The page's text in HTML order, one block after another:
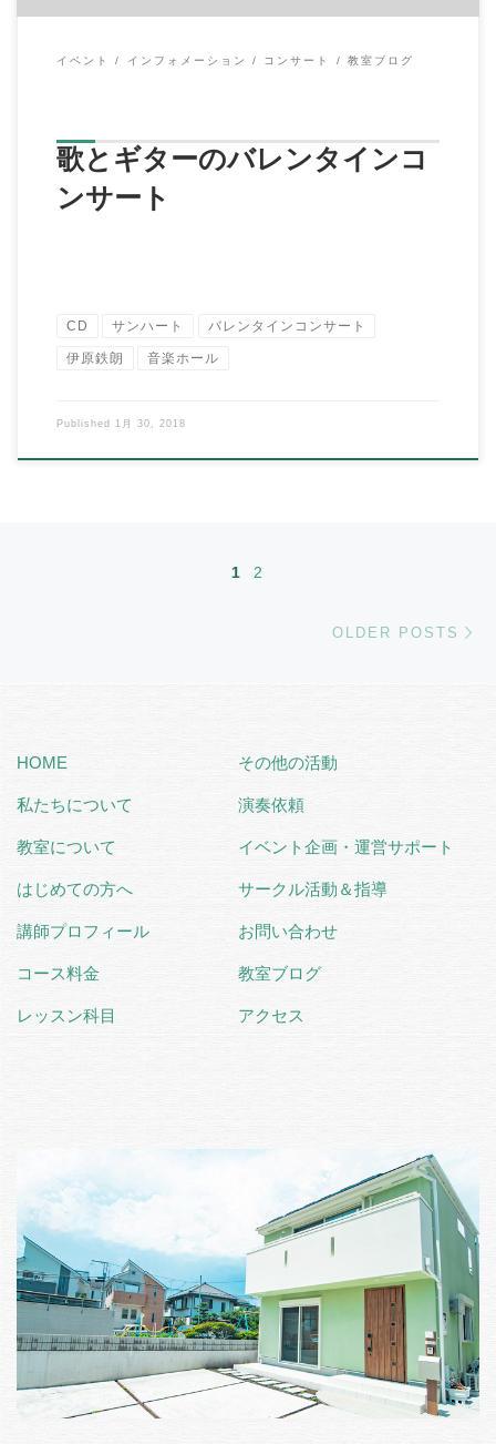
イベント インフォメーション コンサート 教室ブログ
歌とギターのバレンタインコ
ンサート
CD サンハート バレンタインコンサート
伊原鉄朗 音楽ホール
Published 1月 30, 2018
1 2
OLDER POSTS
HOME
私たちについて
教室について
はじめての方へ
講師プロフィール
コース料金
レッスン科目
その他の活動
演奏依頼
イベント企画・運営サポート
サークル活動＆指導
お問い合わせ
教室ブログ
アクセス